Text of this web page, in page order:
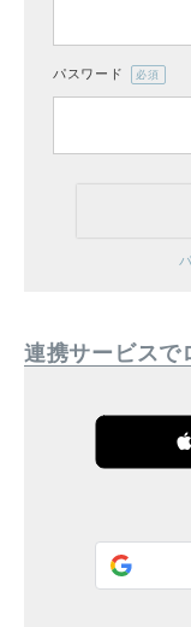
ナチュラル服
ご利用ガイド
パスワード
連携サービスで